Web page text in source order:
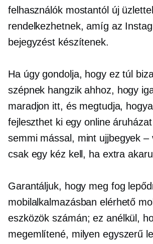
felhasználók mostantól új üzlettel
rendelkezhetnek, amíg az
bejegyzést készítenek.
Ha úgy gondolja, hogy ez túl
szépnek hangzik ahhoz, hogy
maradjon itt, és megtudja,
fejleszthet ki egy online
semmi mással, mint ujjbegyek –
csak egy kéz kell, ha extra
Garantáljuk, hogy meg fog
mobilalkalmazásban elérhető
eszközök számán; ez anélkül,
megemlítené, milyen egyszerű